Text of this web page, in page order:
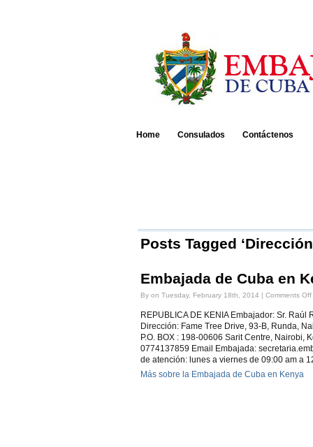
Home Consulados Contáctenos
Posts Tagged
Embajada de Cuba en
By on Tuesday, February 18th, 2014 | Comments Off
REPUBLICA DE KENIA Embajador: Sr. Raúl
Dirección: Fame Tree Drive, 93-B, Runda,
P.O. BOX : 198-00606 Sarit Centre, Nairobi,
0774137859 Email Embajada:
de atención: lunes a viernes de 09:00 am a
Más sobre la Embajada de Cuba en Kenya